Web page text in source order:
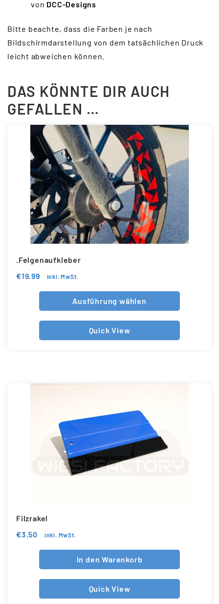
von DCC-Designs
Bitte beachte, dass die Farben je nach
Bildschirmdarstellung von dem tatsächlichen Druck
leicht abweichen können.
DAS KÖNNTE DIR AUCH
GEFALLEN …
.Felgenaufkleber
€19.99 inkl. MwSt.
Ausführung wählen
Quick View
Filzrakel
€3.50 inkl. MwSt.
In den Warenkorb
Quick View